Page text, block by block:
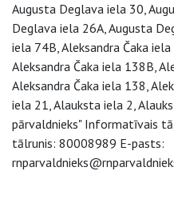
Augusta Deglava iela 30,
Deglava iela 26A, Augusta
iela 74B, Aleksandra Čaka
Aleksandra Čaka iela 138B,
Aleksandra Čaka iela 138,
iela 21, Alauksta iela 2,
pārvaldnieks" Informatīvais
tālrunis: 80008989 E-pasts: